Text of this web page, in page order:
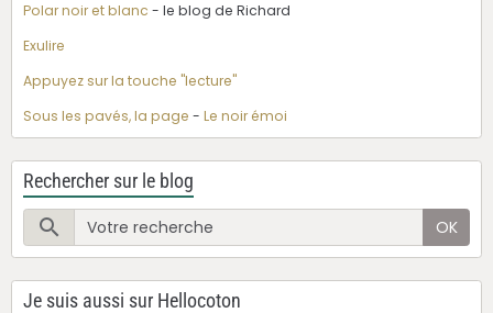
Polar noir et blanc - le blog de Richard
Exulire
Appuyez sur la touche "lecture"
Sous les pavés, la page - Le noir émoi
Rechercher sur le blog
OK
Je suis aussi sur Hellocoton